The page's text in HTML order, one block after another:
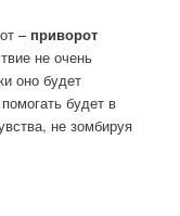
– приворот
не очень
оно будет
будет в
не зомбируя